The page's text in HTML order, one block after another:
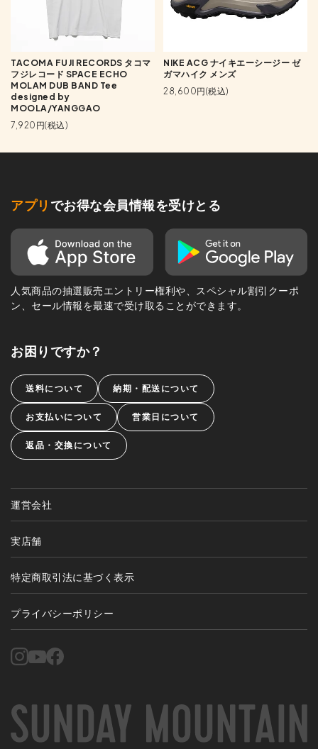
TACOMA FUJI RECORDS タコマ
フジレコード SPACE ECHO
MOLAM DUB BAND Tee
designed by
MOOLA/YANGGAO
7,920円(税込)
NIKE ACG ナイキエーシージー ゼ
ガマハイク メンズ
28,600円(税込)
アプリ でお得な会員情報を受けとる
人気商品の抽選販売エントリー権利や、スペシャル割引クーポ
ン、セール情報を最速で受け取ることができます。
お困りですか？
送料について 納期・配送について
お支払いについて 営業日について
返品・交換について
運営会社
実店舗
特定商取引法に基づく表示
プライバシーポリシー